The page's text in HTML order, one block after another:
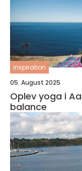
inspiration
05. August 2025
Oplev yoga i
balance